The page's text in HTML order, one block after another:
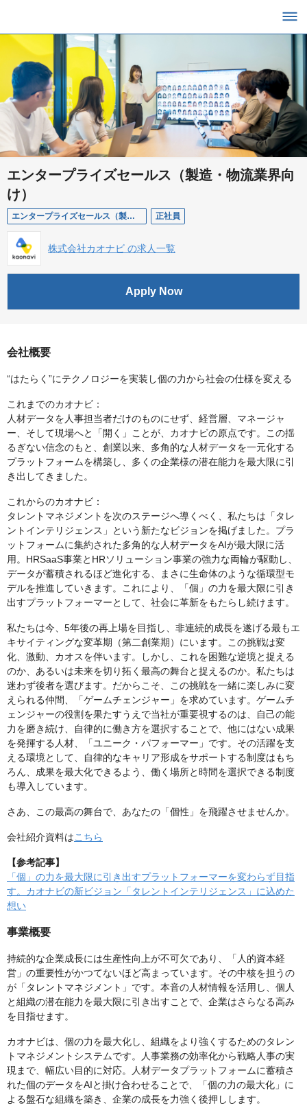
エンタープライズセールス（製造・物流業界向
け）
エンタープライズセールス（製造・物流業界向け） 正社員
株式会社カオナビ の求人一覧
Apply Now
会社概要
“はたらく”にテクノロジーを実装し個の力から社会の仕様を変える
これまでのカオナビ：
人材データを人事担当者だけのものにせず、経営層、マネージャ
ー、そして現場へと「開く」ことが、カオナビの原点です。この揺
るぎない信念のもと、創業以来、多角的な人材データを一元化する
プラットフォームを構築し、多くの企業様の潜在能力を最大限に引
き出してきました。
これからのカオナビ：
タレントマネジメントを次のステージへ導くべく、私たちは「タレ
ントインテリジェンス」という新たなビジョンを掲げました。プラ
ットフォームに集約された多角的な人材データをAIが最大限に活
用。HRSaaS事業とHRソリューション事業の強力な両輪が駆動し、
データが蓄積されるほど進化する、まさに生命体のような循環型モ
デルを推進していきます。これにより、「個」の力を最大限に引き
出すプラットフォーマーとして、社会に革新をもたらし続けます。
私たちは今、5年後の再上場を目指し、非連続的成長を遂げる最もエ
キサイティングな変革期（第二創業期）にいます。この挑戦は変
化、激動、カオスを伴います。しかし、これを困難な逆境と捉える
のか、あるいは未来を切り拓く最高の舞台と捉えるのか。私たちは
迷わず後者を選びます。だからこそ、この挑戦を一緒に楽しみに変
えられる仲間、「ゲームチェンジャー」を求めています。ゲームチ
ェンジャーの役割を果たすうえで当社が重要視するのは、自己の能
力を磨き続け、自律的に働き方を選択することで、他にはない成果
を発揮する人材、「ユニーク・パフォーマー」です。その活躍を支
える環境として、自律的なキャリア形成をサポートする制度はもち
ろん、成果を最大化できるよう、働く場所と時間を選択できる制度
も導入しています。
さあ、この最高の舞台で、あなたの「個性」を飛躍させませんか。
会社紹介資料はこちら
【参考記事】
「個」の力を最大限に引き出すプラットフォーマーを変わらず目指
す。カオナビの新ビジョン「タレントインテリジェンス」に込めた
想い
事業概要
持続的な企業成長には生産性向上が不可欠であり、「人的資本経
営」の重要性がかつてないほど高まっています。その中核を担うの
が「タレントマネジメント」です。本音の人材情報を活用し、個人
と組織の潜在能力を最大限に引き出すことで、企業はさらなる高み
を目指せます。
カオナビは、個の力を最大化し、組織をより強くするためのタレン
トマネジメントシステムです。人事業務の効率化から戦略人事の実
現まで、幅広い目的に対応。人材データプラットフォームに蓄積さ
れた個のデータをAIと掛け合わせることで、「個の力の最大化」に
よる盤石な組織を築き、企業の成長を力強く後押しします。